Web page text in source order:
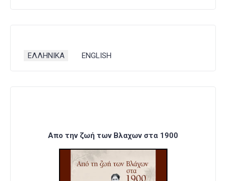
Επιλέξτε τη γλώσσα σας
ΕΛΛΗΝΙΚΑ ENGLISH
Απο την ζωή των Βλαχων στα 1900